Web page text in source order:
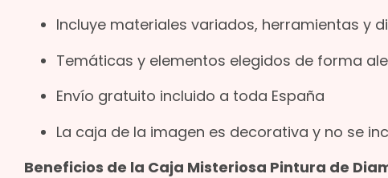
Incluye materiales variados, herramientas y
Temáticas y elementos elegidos de forma
Envío gratuito incluido a toda España
La caja de la imagen es decorativa y no se
Beneficios de la Caja Misteriosa Pintura de